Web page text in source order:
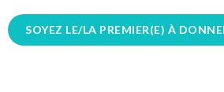
SOYEZ LE/LA PREMIER(E) À